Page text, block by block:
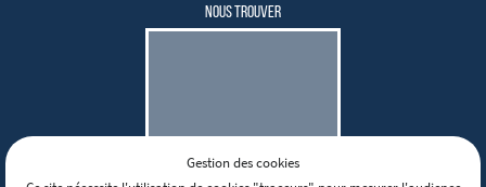
NOUS TROUVER
Gestion des cookies